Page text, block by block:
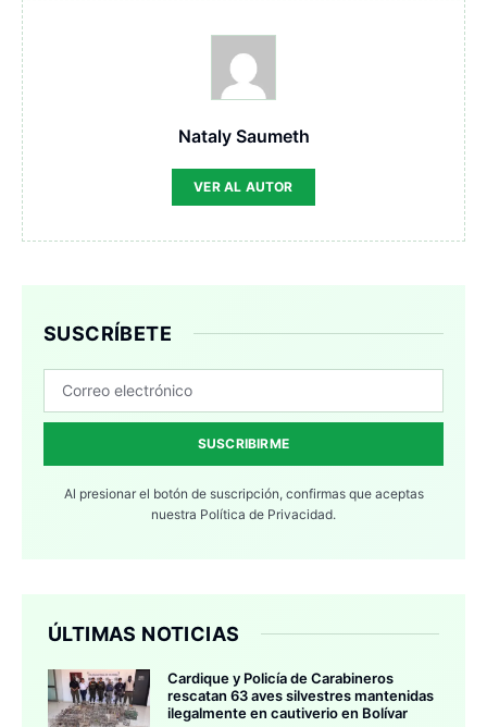
Nataly Saumeth
VER AL AUTOR
SUSCRÍBETE
SUSCRIBIRME
Al presionar el botón de suscripción, confirmas que aceptas
nuestra Política de Privacidad.
ÚLTIMAS NOTICIAS
Cardique y Policía de Carabineros
rescatan 63 aves silvestres mantenidas
ilegalmente en cautiverio en Bolívar